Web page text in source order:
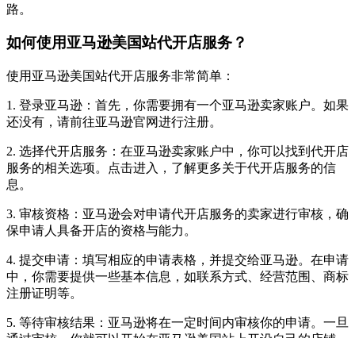
路。
如何使用亚马逊美国站代开店服务？
使用亚马逊美国站代开店服务非常简单：
1. 登录亚马逊：首先，你需要拥有一个亚马逊卖家账户。如果
还没有，请前往亚马逊官网进行注册。
2. 选择代开店服务：在亚马逊卖家账户中，你可以找到代开店
服务的相关选项。点击进入，了解更多关于代开店服务的信
息。
3. 审核资格：亚马逊会对申请代开店服务的卖家进行审核，确
保申请人具备开店的资格与能力。
4. 提交申请：填写相应的申请表格，并提交给亚马逊。在申请
中，你需要提供一些基本信息，如联系方式、经营范围、商标
注册证明等。
5. 等待审核结果：亚马逊将在一定时间内审核你的申请。一旦